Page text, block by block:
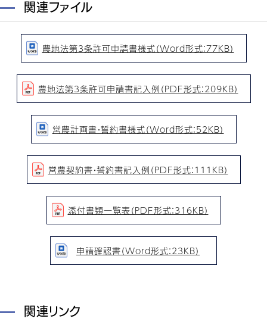
関連ファイル
農地法第3条許可申請書様式（Word形式：77KB）
農地法第3条許可申請書記入例（PDF形式：209KB）
営農計画書・誓約書様式（Word形式：52KB）
営農契約書・誓約書記入例（PDF形式：111KB）
添付書類一覧表（PDF形式：316KB）
申請確認書（Word形式：23KB）
関連リンク